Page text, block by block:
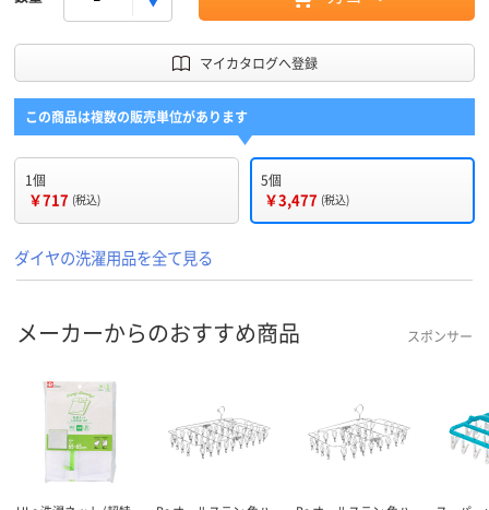
マイカタログへ登録
この商品は複数の販売単位があります
1個
￥717 (税込)
5個
￥3,477 (税込)
ダイヤの洗濯用品を全て見る
メーカーからのおすすめ商品 スポンサー